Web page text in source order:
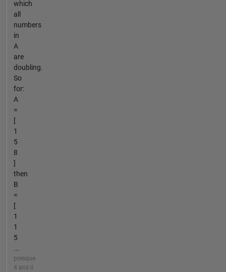
which
all
numbers
in
A
are
doubling.
So
for:
A
=
[
1
5
8
]
then
B
=
[
1
1
5
...
presque
4 ans il